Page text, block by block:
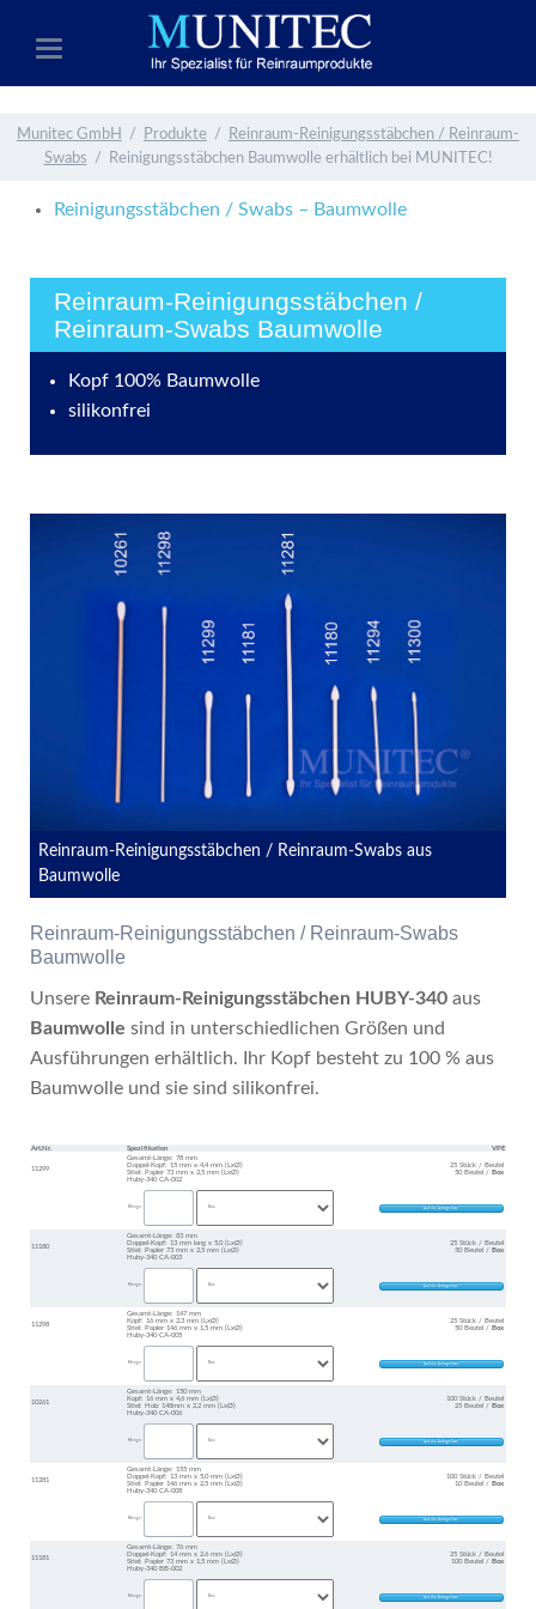
Munitec GmbH Produkte
Reinraum-Reinigungsstäbchen / Reinraum-
Swabs
Reinigungsstäbchen Baumwolle erhältlich bei MUNITEC!
Reinigungsstäbchen / Swabs – Baumwolle
Reinraum-Reinigungsstäbchen /
Reinraum-Swabs Baumwolle
Kopf 100% Baumwolle
silikonfrei
Reinraum-Reinigungsstäbchen / Reinraum-Swabs aus
Baumwolle
Reinraum-Reinigungsstäbchen / Reinraum-Swabs
Baumwolle
Unsere Reinraum-Reinigungsstäbchen HUBY-340aus
Baumwolle sind in unterschiedlichen Größen und
Ausführungen erhältlich. Ihr Kopf besteht zu 100 % aus
Baumwolle und sie sind silikonfrei.
Art.Nr. Spezifikation VPE
11299
Gesamt-Länge: 78 mm
Doppel-Kopf: 15 mm x 4,4 mm (LxØ)
Stiel: Papier 73 mm x 2,5 mm (LxØ)
Huby-340 CA-002
25 Stück / Beutel
50 Beutel /Box
Menge:
11180
Gesamt-Länge: 83 mm
Doppel-Kopf: 13 mm lang x 5,0 (LxØ)
Stiel: Papier 73 mm x 2,5 mm (LxØ)
Huby-340 CA-003
25 Stück / Beutel
50 Beutel /Box
Menge:
11298
Gesamt-Länge: 147 mm
Kopf: 16 mm x 2,3 mm (LxØ)
Stiel: Papier 146 mm x 1,5 mm (LxØ)
Huby-340 CA-005
25 Stück / Beutel
50 Beutel /Box
Menge:
10261
Gesamt-Länge: 150 mm
Kopf: 16 mm x 4,6 mm (LxØ)
Stiel: Holz 148mm x 2,2 mm (LxØ)
Huby-340 CA-006
100 Stück / Beutel
25 Beutel /Box
Menge:
11281
Gesamt-Länge: 155 mm
Doppel-Kopf: 13 mm x 5,0 mm (LxØ)
Stiel: Papier 146 mm x 2,5 mm (LxØ)
Huby-340 CA-008
100 Stück / Beutel
10 Beutel /Box
Menge:
11181
Gesamt-Länge: 76 mm
Doppel-Kopf: 14 mm x 2.6 mm (LxØ)
Stiel: Papier 73 mm x 1,5 mm (LxØ)
Huby-340 BB-002
25 Stück / Beutel
100 Beutel /Box
Menge: